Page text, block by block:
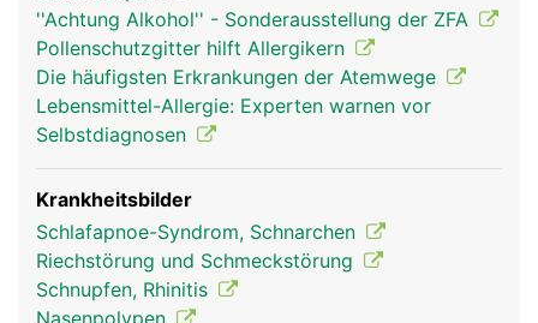
Nasenloch geatmet während sich das andere
Nasenloch erholt. Das Nasensekret und der
Niessreflex schützen beim Einatmen vor
Fremdpartikeln. Die Riechschleimhaut besteht aus
über 10 Millionen Riechzellen die eine sehr feine
Geruchswahrnehmung ermöglichen. Über die
Verbindung der Nase mit dem Rachenraum übt die
Nase auch eine wichtige Funktion bei der
Stimmbildung aus.
''Achtung Alkohol'' - Sonderausstellung der ZFA
Pollenschutzgitter hilft Allergikern
Die häufigsten Erkrankungen der Atemwege
Lebensmittel-Allergie: Experten warnen vor
Selbstdiagnosen
Krankheitsbilder
Schlafapnoe-Syndrom, Schnarchen
Riechstörung und Schmeckstörung
Schnupfen, Rhinitis
Nasenpolypen